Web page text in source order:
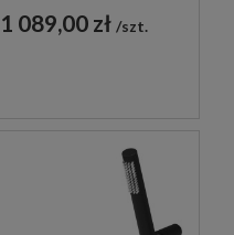
CZARNA
1 089,00 zł szt.